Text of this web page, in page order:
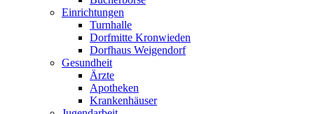
Einrichtungen
Turnhalle
Dorfmitte Kronwieden
Dorfhaus Weigendorf
Gesundheit
Ärzte
Apotheken
Krankenhäuser